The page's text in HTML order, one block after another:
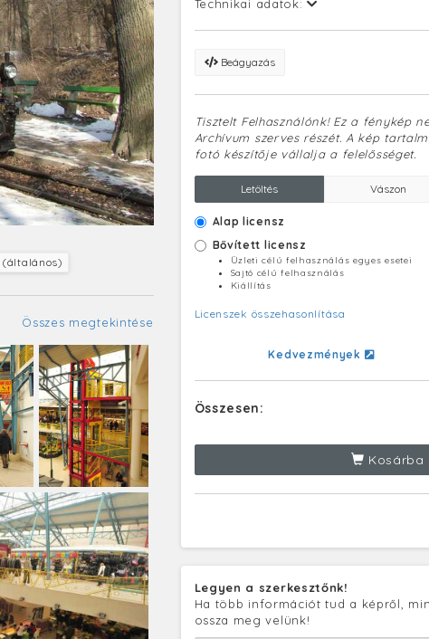
(általános)
Összes megtekintése
Technikai adatok:
Beágyazás
Tisztelt Felhasználónk! Ez a fénykép
Archívum szerves részét. A kép
fotó készítője vállalja a felelősséget.
Letöltés Vászon
Alap licensz
Bővített licensz
Üzleti célú felhasználás egyes esetei
Sajtó célú felhasználás
Kiállítás
Licenszek összehasonlítása
Kedvezmények
Összesen:
Kosárba
Legyen a szerkesztőnk!
Ha több információt tud a képről,
ossza meg velünk!